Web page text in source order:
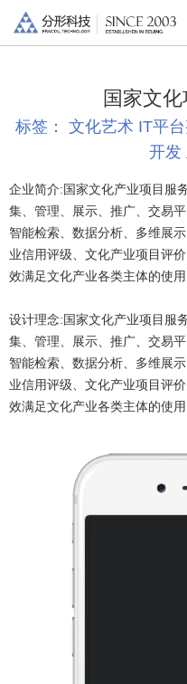
国家文
标签： 文化艺术 IT平
开发
企业简介: 国家文化产业项目服
集、管理、展示、推广、交易
智能检索、数据分析、多维展
业信用评级、文化产业项目评
效满足文化产业各类主体的使
设计理念: 国家文化产业项目服
集、管理、展示、推广、交易
智能检索、数据分析、多维展
业信用评级、文化产业项目评
效满足文化产业各类主体的使